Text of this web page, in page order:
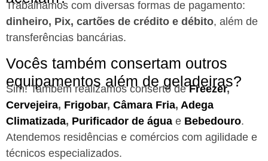
Trabalhamos com diversas formas de pagamento:
dinheiro, Pix, cartões de crédito e débito, além de
transferências bancárias.
Vocês também consertam outros
equipamentos além de geladeiras?
Sim! Também realizamos conserto deFreezer,
Cervejeira, Frigobar, Câmara Fria, Adega
Climatizada, Purificador de água e Bebedouro.
Atendemos residências e comércios com agilidade e
técnicos especializados.